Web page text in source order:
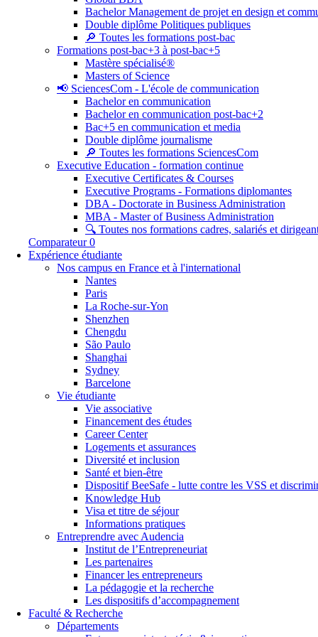
Bachelor Management de projet en design et
Double diplôme Politiques publiques
🔎 Toutes les formations post-bac
Formations post-bac+3 à post-bac+5
Mastère spécialisé®
Masters of Science
📢 SciencesCom - L'école de communication
Bachelor en communication
Bachelor en communication post-bac+2
Bac+5 en communication et media
Double diplôme journalisme
🔎 Toutes les formations SciencesCom
Executive Education - formation continue
Executive Certificates & Courses
Executive Programs - Formations diplomantes
DBA - Doctorate in Business Administration
MBA - Master of Business Administration
🔍 Toutes nos formations cadres, salariés et
Comparateur 0
Expérience étudiante
Nos campus en France et à l'international
Nantes
Paris
La Roche-sur-Yon
Shenzhen
Chengdu
São Paulo
Shanghai
Sydney
Barcelone
Vie étudiante
Vie associative
Financement des études
Career Center
Logements et assurances
Diversité et inclusion
Santé et bien-être
Dispositif BeeSafe - lutte contre les VSS et
Knowledge Hub
Visa et titre de séjour
Informations pratiques
Entreprendre avec Audencia
Institut de l’Entrepreneuriat
Les partenaires
Financer les entrepreneurs
La pédagogie et la recherche
Les dispositifs d’accompagnement
Faculté & Recherche
Départements